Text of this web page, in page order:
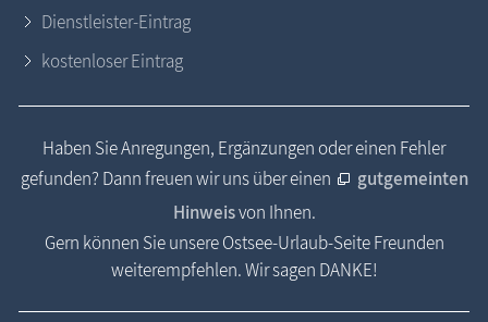
Dienstleister-Eintrag
kostenloser Eintrag
Haben Sie Anregungen, Ergänzungen oder einen Fehler
gefunden? Dann freuen wir uns über einen
gutgemeinten
Hinweisvon Ihnen.
Gern können Sie unsere Ostsee-Urlaub-Seite Freunden
weiterempfehlen. Wir sagen DANKE!